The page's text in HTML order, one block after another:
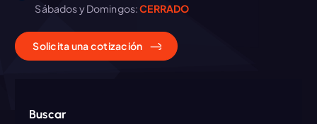
s
Sábados y Domingos:CERRADO
Solicitaunacotización
Buscar